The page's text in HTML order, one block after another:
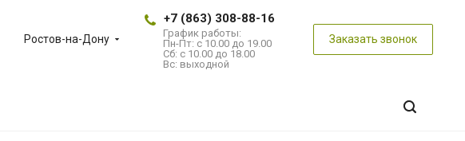
Ростов-на-Дону
+7 (863) 308-88-16
График работы:
Пн-Пт: с 10.00 до 19.00
Сб: с 10.00 до 18.00
Вс: выходной
Заказать звонок